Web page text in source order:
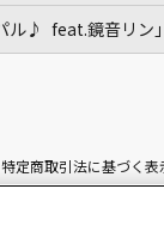
ル♪ feat.鏡音リン
特定商取引法に基づく表